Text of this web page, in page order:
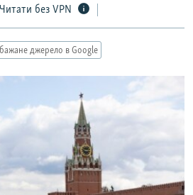
Читати без VPN
джерело в Google